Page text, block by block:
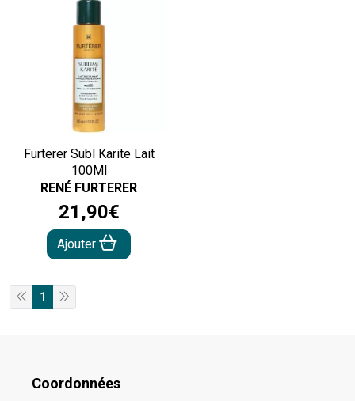
Furterer Subl Karite Lait
100Ml
RENÉ FURTERER
21 ,90€
Ajouter
1
Coordonnées